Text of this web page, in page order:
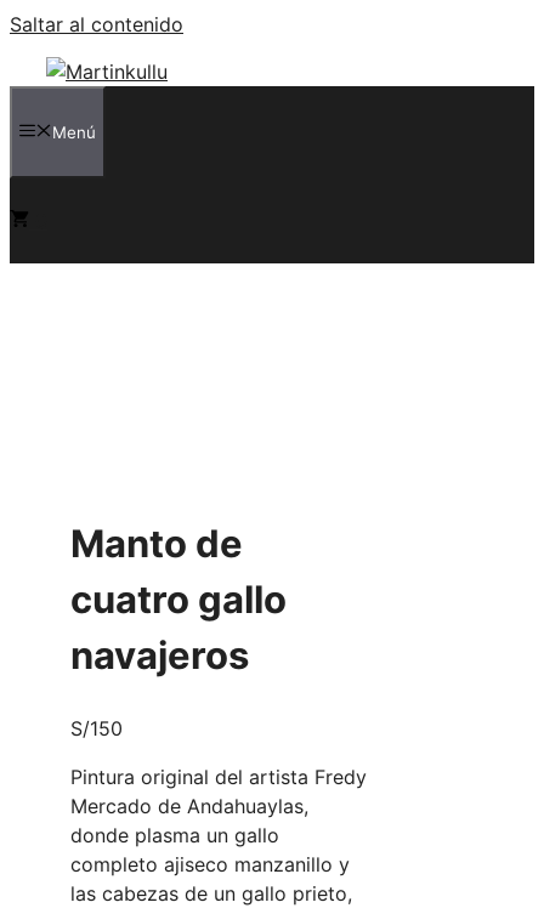
Saltar al contenido
Menú
Manto de
cuatro gallo
navajeros
S/150
Pintura original del artista Fredy
Mercado de Andahuaylas,
donde plasma un gallo
completo ajiseco manzanillo y
las cabezas de un gallo prieto,